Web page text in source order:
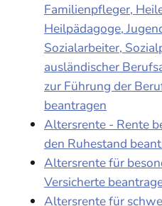
Familienpfleger,
Heilpädagoge,
Sozialarbeiter,
ausländischer
zur Führung der
beantragen
Altersrente - Rente
den Ruhestand
Altersrente für
Versicherte
Altersrente für